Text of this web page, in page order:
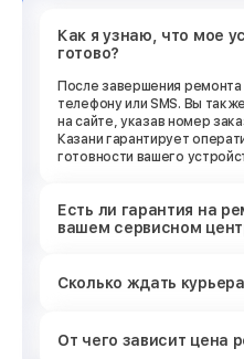
Как я узнаю, что мое
готово?
После завершения
телефону или SMS. Вы
на сайте, указав номер
Казани гарантирует
готовности вашего
Есть ли гарантия на
вашем сервисном
Сколько ждать
От чего зависит цена